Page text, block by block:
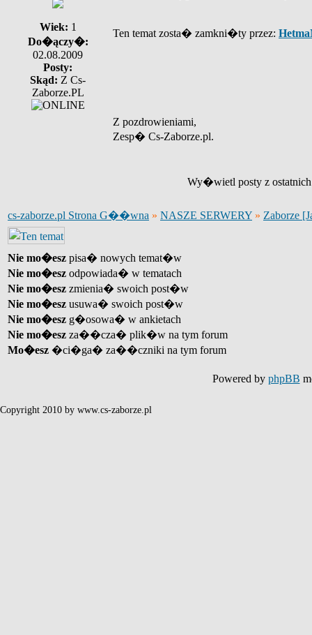
Wiek: 1
Do�ączy�:
02.08.2009
Posty:
Skąd: Z Cs-
Zaborze.PL
Ten temat zosta� zamkni�ty przez:
Z pozdrowieniami,
Zesp� Cs-Zaborze.pl.
Wy�wietl posty z
cs-zaborze.pl Strona G��wna » NASZE SERWERY » Zaborze
Nie mo�esz pisa� nowych temat�w
Nie mo�esz odpowiada� w tematach
Nie mo�esz zmienia� swoich post�w
Nie mo�esz usuwa� swoich post�w
Nie mo�esz g�osowa� w ankietach
Nie mo�esz za��cza� plik�w na tym forum
Mo�esz �ci�ga� za��czniki na tym forum
Powered by phpBB
Copyright 2010 by www.cs-zaborze.pl